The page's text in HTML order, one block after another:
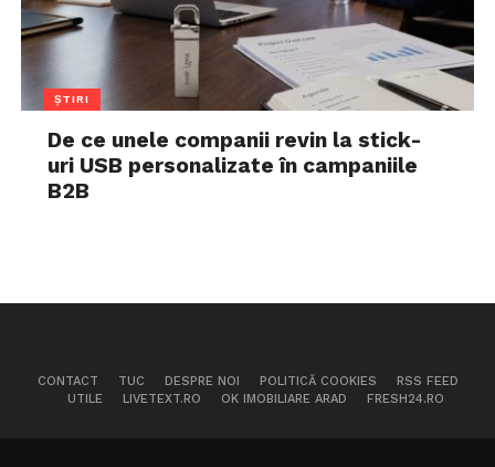
ȘTIRI
De ce unele companii revin la stick-
uri USB personalizate în campaniile
B2B
CONTACT TUC DESPRE NOI POLITICĂ COOKIES
RSS FEED
UTILE
LIVETEXT.RO OK IMOBILIARE ARAD FRESH24.RO